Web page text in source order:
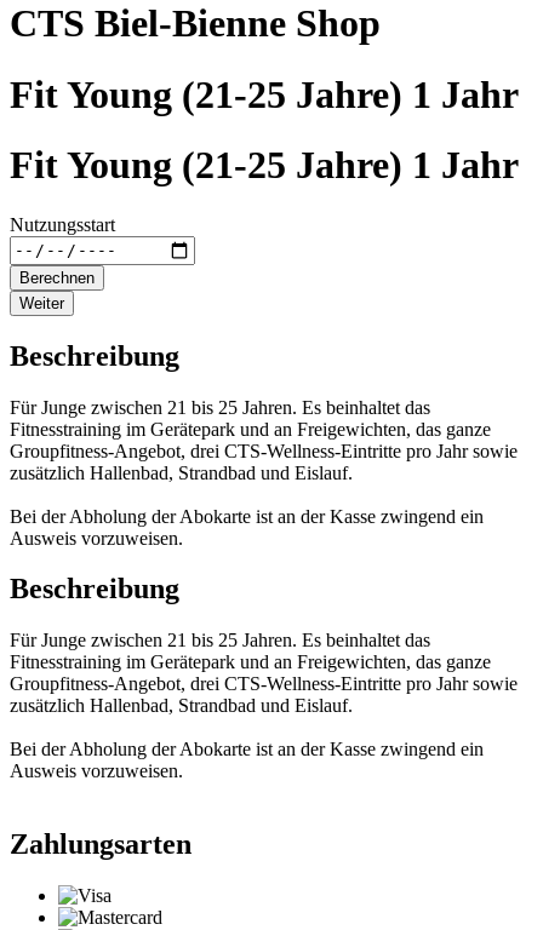
CTS Biel-Bienne Shop
Fit Young (21-25 Jahre) 1 Jahr
Fit Young (21-25 Jahre) 1 Jahr
Nutzungsstart
Berechnen
Weiter
Beschreibung
Für Junge zwischen 21 bis 25 Jahren. Es beinhaltet das
Fitnesstraining im Gerätepark und an Freigewichten, das ganze
Groupfitness-Angebot, drei CTS-Wellness-Eintritte pro Jahr sowie
zusätzlich Hallenbad, Strandbad und Eislauf.
Bei der Abholung der Abokarte ist an der Kasse zwingend ein
Ausweis vorzuweisen.
Beschreibung
Für Junge zwischen 21 bis 25 Jahren. Es beinhaltet das
Fitnesstraining im Gerätepark und an Freigewichten, das ganze
Groupfitness-Angebot, drei CTS-Wellness-Eintritte pro Jahr sowie
zusätzlich Hallenbad, Strandbad und Eislauf.
Bei der Abholung der Abokarte ist an der Kasse zwingend ein
Ausweis vorzuweisen.
Zahlungsarten